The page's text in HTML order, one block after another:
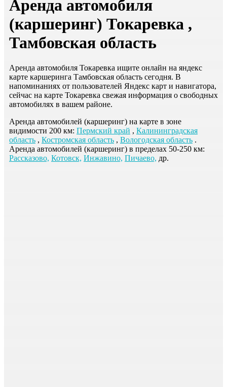
Аренда автомобиля
(каршеринг) Токаревка ,
Тамбовская область
Аренда автомобиля Токаревка ищите онлайн на яндекс
карте каршеринга Тамбовская область сегодня. В
напоминаниях от пользователей Яндекс карт и навигатора,
сейчас на карте Токаревка свежая информация о свободных
автомобилях в вашем районе.
Аренда автомобилей (каршеринг) на карте в зоне
видимости 200 км: Пермский край , Калининградская
область , Костромская область , Вологодская область .
Аренда автомобилей (каршеринг) в пределах 50-250 км:
Рассказово, Котовск, Инжавино, Пичаево, др.